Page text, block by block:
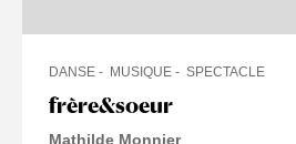
frère&soeur
DANSE MUSIQUE SPECTACLE
Mathilde Monnier